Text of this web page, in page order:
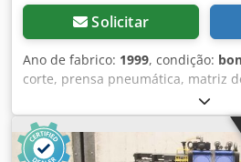
Solicitar
Ano de fabrico: 1999, condição:
corte, prensa pneumática, matriz
290 908 -Pressão máxima: 8 bar -
mm Dwedpfx Ajb A Nczskqoa -